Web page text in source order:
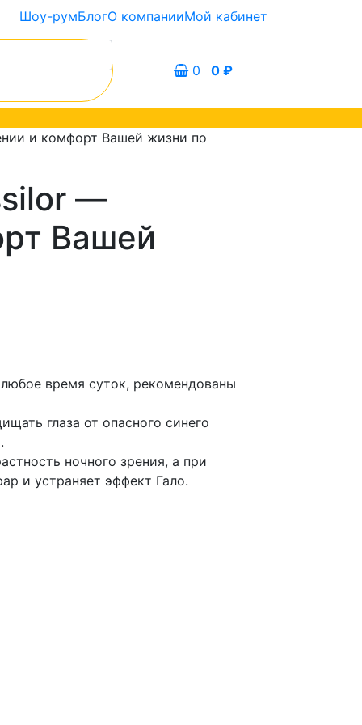
Шоу-румБлогО компанииМой кабинет
0 0 ₽
и комфорт Вашей жизни по
—
Вашей
время суток, рекомендованы
глаза от опасного синего
ночного зрения, а при
и устраняет эффект Гало.